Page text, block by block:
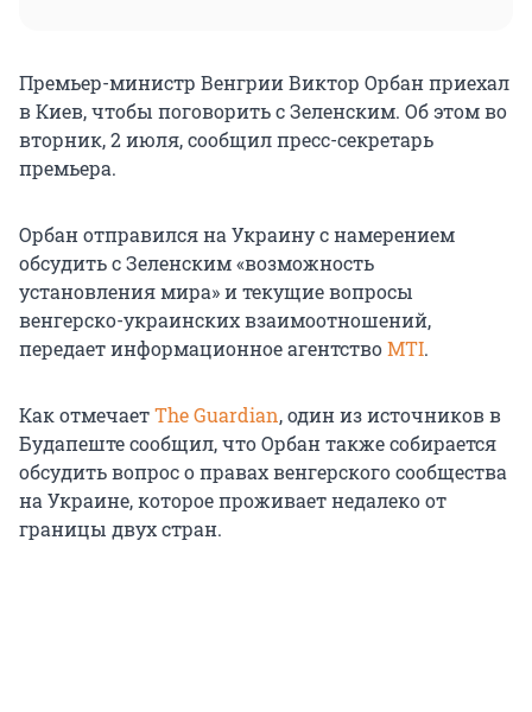
Премьер-министр Венгрии Виктор Орбан приехал
в Киев, чтобы поговорить с Зеленским. Об этом во
вторник, 2 июля, сообщил пресс-секретарь
премьера.
Орбан отправился на Украину с намерением
обсудить с Зеленским «возможность
установления мира» и текущие вопросы
венгерско-украинских взаимоотношений,
передает информационное агентствоMTI.
Как отмечаетThe Guardian, один из источников в
Будапеште сообщил, что Орбан также собирается
обсудить вопрос о правах венгерского сообщества
на Украине, которое проживает недалеко от
границы двух стран.